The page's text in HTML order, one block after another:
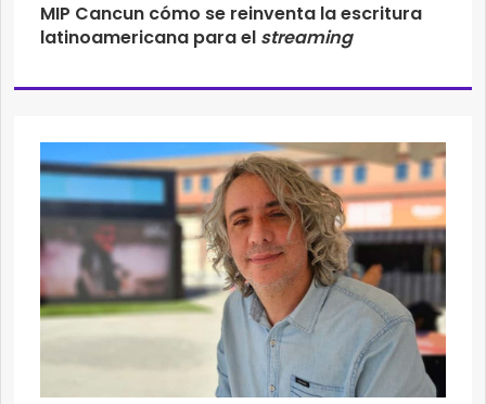
MIP Cancun cómo se reinventa la escritura
latinoamericana para el streaming